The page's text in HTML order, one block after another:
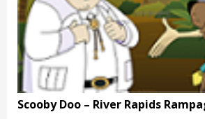
Scooby Doo – River Rapids